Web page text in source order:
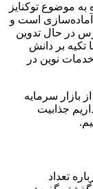
موضوع توکنایز
است و
در حال تدوین
تکیه بر دانش
نوین در
بازار سرمایه
جذابیت
تعداد